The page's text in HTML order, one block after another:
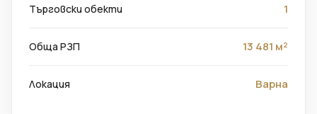
Търговски обекти 1
Обща РЗП 13 481 м²
Локация Варна